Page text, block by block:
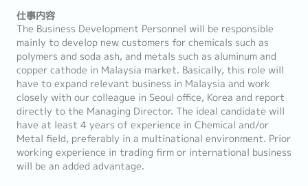
仕事内容
The Business Development Personnel will be responsible
mainly to develop new customers for chemicals such as
polymers and soda ash, and metals such as aluminum and
copper cathode in Malaysia market. Basically, this role will
have to expand relevant business in Malaysia and work
closely with our colleague in Seoul office, Korea and report
directly to the Managing Director. The ideal candidate will
have at least 4 years of experience in Chemical and/or
Metal field, preferably in a multinational environment. Prior
working experience in trading firm or international business
will be an added advantage.